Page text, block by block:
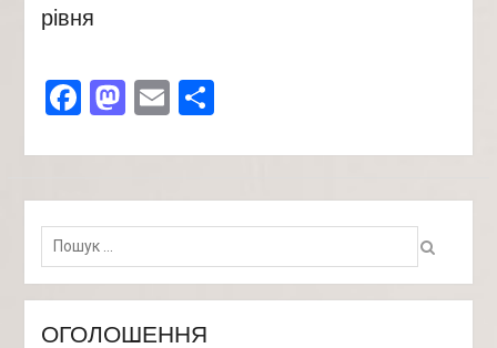
рівня
Facebook
Mastodon
EmailПоділитися
Пошук:
ОГОЛОШЕННЯ